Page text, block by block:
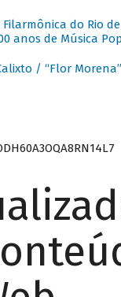
do Rio
anos de Música
/ “Flor Morena”